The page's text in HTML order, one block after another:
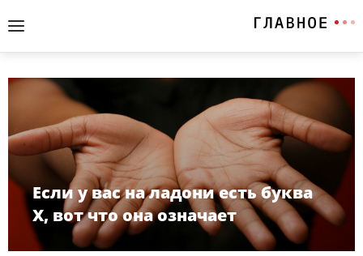
Если у вас на ладони есть буква
Х, вот что она означает